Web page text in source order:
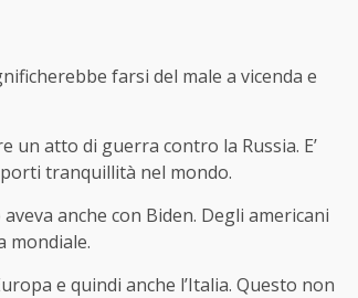
farsi del male a vicenda e
un atto di guerra contro la Russia. E’
tranquillità nel mondo.
anche con Biden. Degli americani
mondiale.
e quindi anche l’Italia. Questo non